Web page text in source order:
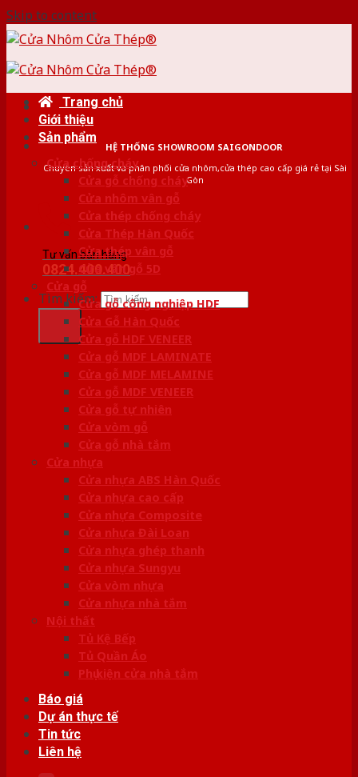
Skip to content
HỆ THỐNG SHOWROOM SAIGONDOOR
Chuyên sản xuất và phân phối cửa nhôm,cửa thép cao cấp giá rẻ tại Sài
Gòn
Tư vấn bán hàng
0824.400.400
Tìm kiếm:
Trang chủ
Giới thiệu
Sản phẩm
Cửa chống cháy
Cửa gỗ chống cháy
Cửa nhôm vân gỗ
Cửa thép chống cháy
Cửa Thép Hàn Quốc
Cửa thép vân gỗ
Cửa vân gỗ 5D
Cửa gỗ
Cửa gỗ công nghiệp HDF
Cửa Gỗ Hàn Quốc
Cửa gỗ HDF VENEER
Cửa gỗ MDF LAMINATE
Cửa gỗ MDF MELAMINE
Cửa gỗ MDF VENEER
Cửa gỗ tự nhiên
Cửa vòm gỗ
Cửa gỗ nhà tắm
Cửa nhựa
Cửa nhựa ABS Hàn Quốc
Cửa nhựa cao cấp
Cửa nhựa Composite
Cửa nhựa Đài Loan
Cửa nhựa ghép thanh
Cửa nhựa Sungyu
Cửa vòm nhựa
Cửa nhựa nhà tắm
Nội thất
Tủ Kệ Bếp
Tủ Quần Áo
Phụ kiện cửa nhà tắm
Báo giá
Dự án thực tế
Tin tức
Liên hệ